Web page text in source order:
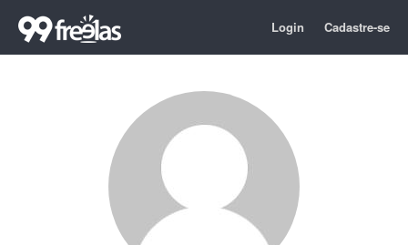
Login Cadastre-se